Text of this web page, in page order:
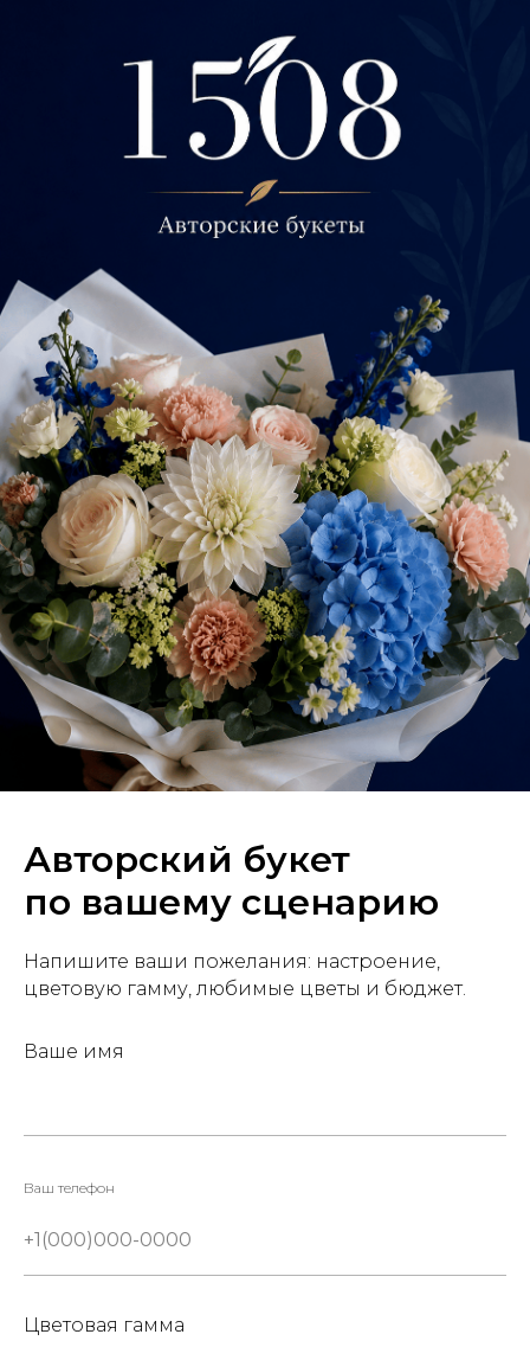
Авторский букет
по вашему сценарию
Напишите ваши пожелания: настроение,
цветовую гамму, любимые цветы и бюджет.
Ваше имя
Ваш телефон
Цветовая гамма